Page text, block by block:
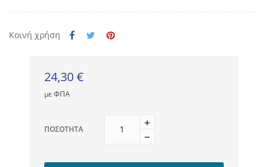
Κοινή χρήση
24,30 €
με ΦΠΑ
ΠΟΣΌΤΗΤΑ